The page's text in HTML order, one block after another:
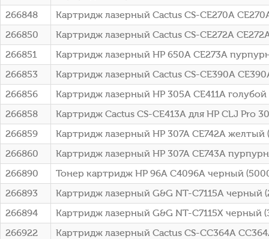
266848
Картридж лазерный Cactus CS-CE270A
266850
Картридж лазерный Cactus CS-CE272A
266851
Картридж лазерный HP 650A CE273A
266853
Картридж лазерный Cactus CS-CE390A
266856
Картридж лазерный HP 305A CE411A голубой
266858
Картридж Cactus CS-CE413A для HP CLJ Pro
266859
Картридж лазерный HP 307A CE742A желтый
266860
Картридж лазерный HP 307A CE743A
266890
Тонер картридж HP 96A C4096A черный
266893
Картридж лазерный G&G NT-C7115A черный
266894
Картридж лазерный G&G NT-C7115X черный
266922
Картридж лазерный Cactus CS-CC364A